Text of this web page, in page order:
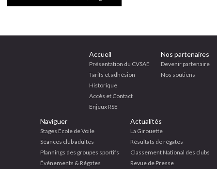
Accueil
Présentation du CVSAE
Tarifs et adhésion
Historique
Accès et Contact
Enjeux RSE
Nos partenaires
Devenir partenaire
Nos soutiens
Naviguer
Stages Ecole de Voile
Séances club adultes
Plannings des groupes sportifs
Événements & Régates
Actualités
La Girouette
Résultats de régates
Classement National des clubs
Revue de Presse